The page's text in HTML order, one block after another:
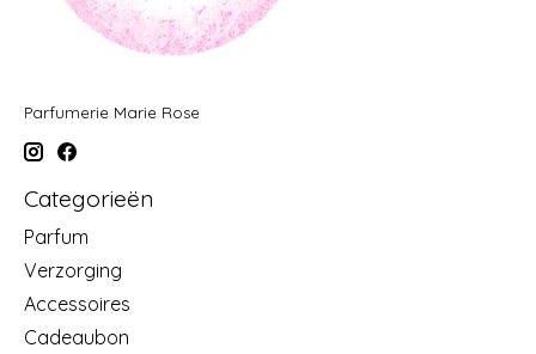
Parfumerie Marie Rose
Categorieën
Parfum
Verzorging
Accessoires
Cadeaubon